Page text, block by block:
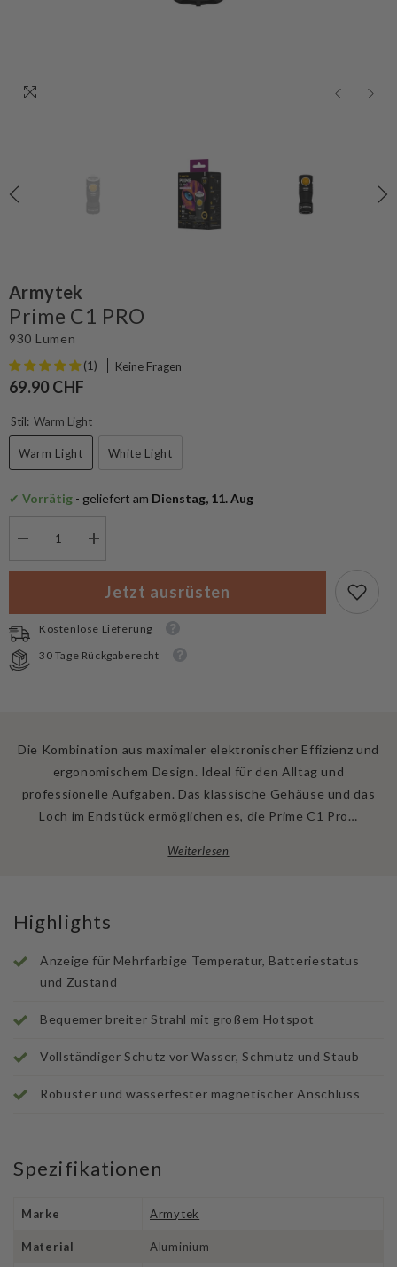
Armytek
Prime C1 PRO
930 Lumen
(1) Keine Fragen
69.90 CHF
Stil: Warm Light
Warm Light White Light
✔ Vorrätig - geliefert am Dienstag, 11. Aug
für
Pro
Taschenlampe
Menge
für
Armytek
Prime
Pro
Taschenlampe
Jetzt ausrüsten
Kostenlose Lieferung
30 Tage Rückgaberecht
Die Kombination aus maximaler elektronischer Effizienz und
ergonomischem Design. Ideal für den Alltag und
professionelle Aufgaben. Das klassische Gehäuse und das
Loch im Endstück ermöglichen es, die Prime C1 Pro…
Weiterlesen
Highlights
Anzeige für Mehrfarbige Temperatur, Batteriestatus
und Zustand
Bequemer breiter Strahl mit großem Hotspot
Vollständiger Schutz vor Wasser, Schmutz und Staub
Robuster und wasserfester magnetischer Anschluss
Spezifikationen
Marke Armytek
Material Aluminium